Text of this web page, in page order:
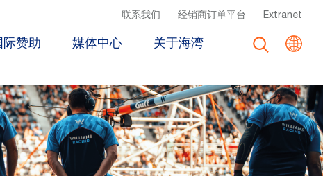
Top Header Menu
联系我们 经销商订单平台 Extranet
际赞助 媒体中心 关于海湾